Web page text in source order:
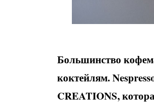
Большинство
коктейлям.
CREATIONS,